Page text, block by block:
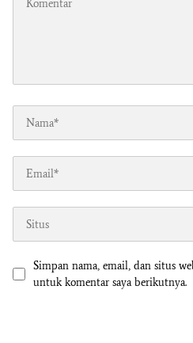
Simpan nama, email, dan situs
untuk komentar saya berikutnya.